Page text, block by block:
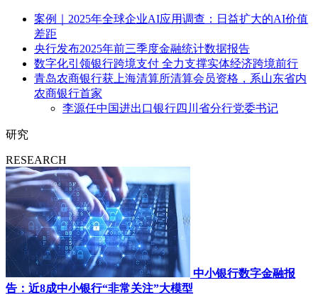
案例｜2025年全球企业AI应用调查：日益扩大的AI价值
差距
央行发布2025年前三季度金融统计数据报告
数字化引领银行跨境支付 全力支撑实体经济跨境前行
青岛农商银行获上海清算所清算会员资格，系山东省内
农商银行首家
李源任中国进出口银行四川省分行党委书记
研究
RESEARCH
中小银行数字金融报
告：近8成中小银行“非常关注”大模型